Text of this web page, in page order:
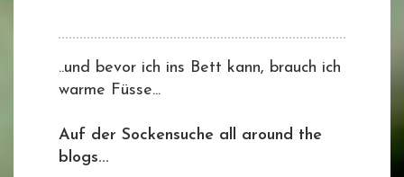
..und bevor ich ins Bett kann, brauch ich
warme Füsse...
Auf der Sockensuche all around the
blogs...